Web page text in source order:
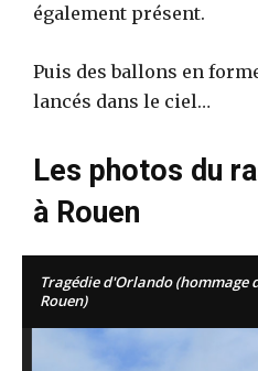
également présent.
Puis des ballons en
lancés dans le ciel…
Les photos du
à Rouen
Tragédie d'Orlando (hommage
Rouen)